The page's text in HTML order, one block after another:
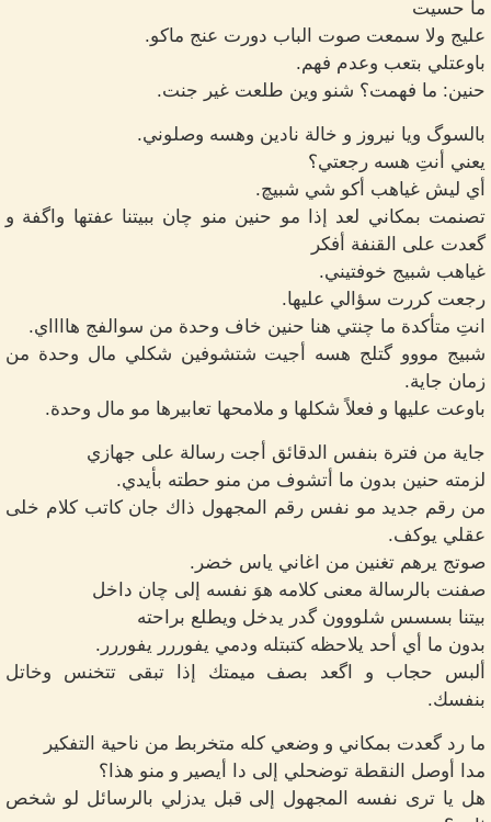
ما حسيت
عليج ولا سمعت صوت الباب دورت عنج ماكو.
باوعتلي بتعب وعدم فهم.
حنين: ما فهمت؟ شنو وين طلعت غير جنت.
بالسوگ ويا نيروز و خالة نادين وهسه وصلوني.
يعني أنتِ هسه رجعتي؟
أي ليش غياهب أكو شي شبيچ.
تصنمت بمكاني لعد إذا مو حنين منو چان ببيتنا عفتها واگفة و
گعدت على القنفة أفكر
غياهب شبيج خوفتيني.
رجعت كررت سؤالي عليها.
انتِ متأكدة ما چنتي هنا حنين خاف وحدة من سوالفج هااااي.
شبيج مووو گتلج هسه أجيت شتشوفين شكلي مال وحدة من
زمان جاية.
باوعت عليها و فعلاً شكلها و ملامحها تعابيرها مو مال وحدة.
جاية من فترة بنفس الدقائق أجت رسالة على جهازي
لزمته حنين بدون ما أتشوف من منو حطته بأيدي.
من رقم جديد مو نفس رقم المجهول ذاك جان كاتب كلام خلى
عقلي يوكف.
صوتج يرهم تغنين من اغاني ياس خضر.
صفنت بالرسالة معنى كلامه هوَ نفسه إلى چان داخل
بيتنا بسسس شلووون گدر يدخل ويطلع براحته
بدون ما أي أحد يلاحظه كتبتله ودمي يفوررر يفوررر.
ألبس حجاب و اگعد بصف ميمتك إذا تبقى تتخنس وخاتل
بنفسك.
ما رد گعدت بمكاني و وضعي كله متخربط من ناحية التفكير
مدا أوصل النقطة توضحلي إلى دا أيصير و منو هذا؟
هل يا ترى نفسه المجهول إلى قبل يدزلي بالرسائل لو شخص